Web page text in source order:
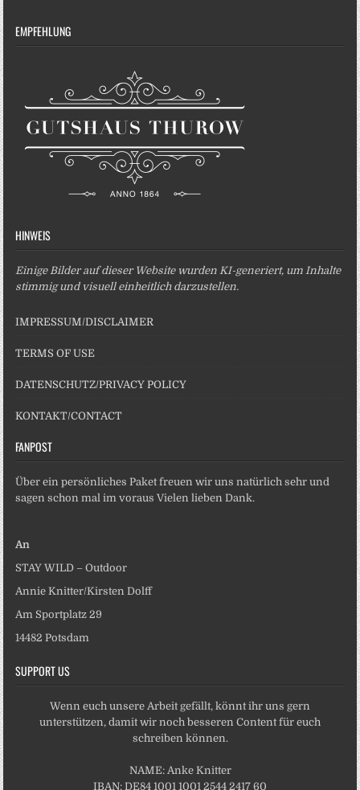
EMPFEHLUNG
HINWEIS
Einige Bilder auf dieser Website wurden KI-generiert, um Inhalte
stimmig und visuell einheitlich darzustellen.
IMPRESSUM/DISCLAIMER
TERMS OF USE
DATENSCHUTZ/PRIVACY POLICY
KONTAKT/CONTACT
FANPOST
Über ein persönliches Paket freuen wir uns natürlich sehr und
sagen schon mal im voraus Vielen lieben Dank.
An
STAY WILD – Outdoor
Annie Knitter/Kirsten Dolff
Am Sportplatz 29
14482 Potsdam
SUPPORT US
Wenn euch unsere Arbeit gefällt, könnt ihr uns gern
unterstützen, damit wir noch besseren Content für euch
schreiben können.
NAME: Anke Knitter
IBAN: DE84 1001 1001 2544 2417 60